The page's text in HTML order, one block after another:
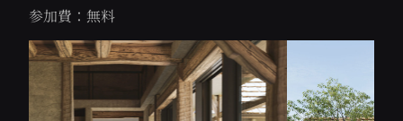
参加費：無料